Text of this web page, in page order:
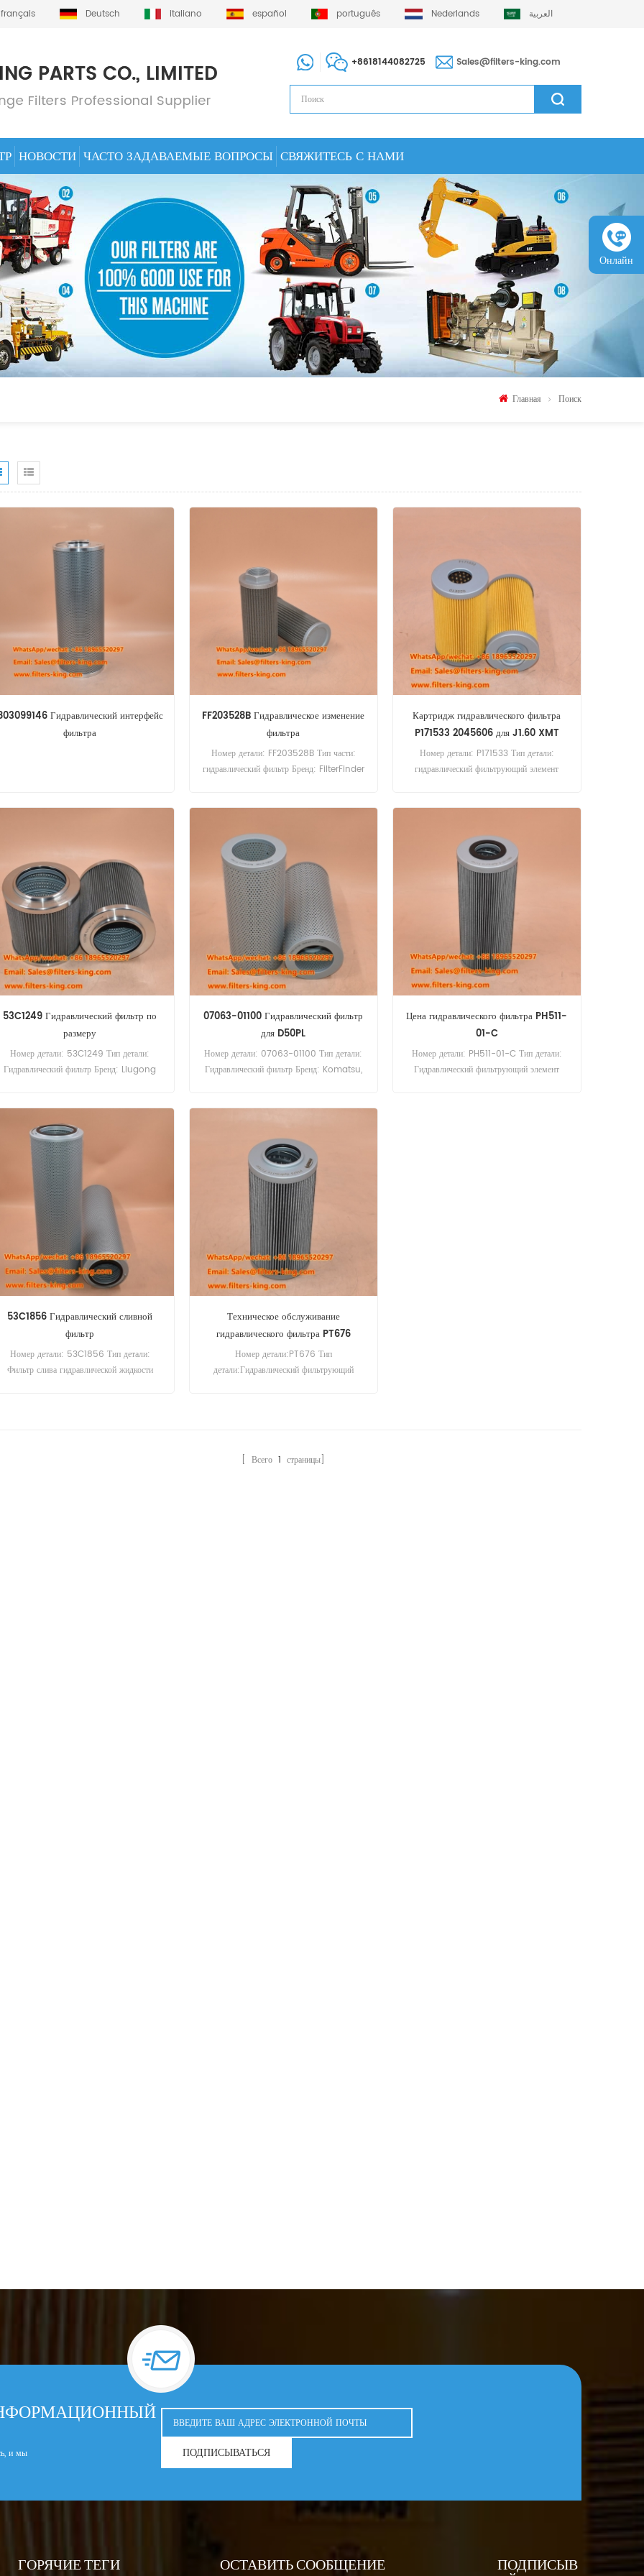
français Deutsch italiano español português Nederlands العربية
+8618144082725 Sales@filters-king.com
НОВОСТИ ЧАСТО ЗАДАВАЕМЫЕ ВОПРОСЫ СВЯЖИТЕСЬ С НАМИ
Главная Поиск
Гидравлический интерфейс
фильтра
FF203528B Гидравлическое изменение
фильтра
Номер детали: FF203528B Тип части:
гидравлический фильтр Бренд: FilterFinder
Картридж гидравлического фильтра
P171533 2045606 для J1.60 XMT
Номер детали: P171533 Тип детали:
гидравлический фильтрующий элемент
перекрестная ссылка 2045606,
используется для Hyster J1.60 XMT.
53C1249 Гидравлический фильтр по
размеру
Номер детали: 53C1249 Тип детали:
Гидравлический фильтр Бренд: Liugong
07063-01100 Гидравлический фильтр
для D50PL
Номер детали: 07063-01100 Тип детали:
Гидравлический фильтр Бренд: Komatsu,
PC100 PC100-1 PC100-2 PC100-3
PC150LC PC160 PC1600-1 PW170-6
WA180-3 WA300-1.
Цена гидравлического фильтра PH511-
01-C
Номер детали: PH511-01-C Тип детали:
Гидравлический фильтрующий элемент
53C1856 Гидравлический сливной
фильтр
Номер детали: 53C1856 Тип детали:
Фильтр слива гидравлической жидкости
Техническое обслуживание
гидравлического фильтра PT676
Номер детали:PT676 Тип
детали:Гидравлический фильтрующий
[ Всего1 страницы]
и мы
ПОДПИСЫВАТЬСЯ
ГОРЯЧИЕ ТЕГИ ОСТАВИТЬ СООБЩЕНИЕ ПОДПИСЫВ
Онлайн